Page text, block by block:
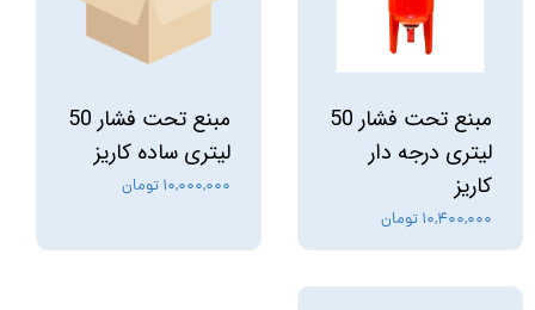
مبنع تحت فشار 50
لیتری درجه دار
کاریز
۱۰,۴۰۰,۰۰۰ تومان
مبنع تحت فشار 50
لیتری ساده کاریز
۱۰,۰۰۰,۰۰۰ تومان